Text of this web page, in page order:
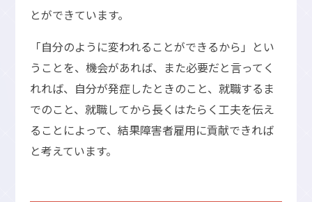
とができています。
「自分のように変われることができるから」とい
うことを、機会があれば、また必要だと言ってく
れれば、自分が発症したときのこと、就職するま
でのこと、就職してから長くはたらく工夫を伝え
ることによって、結果障害者雇用に貢献できれば
と考えています。